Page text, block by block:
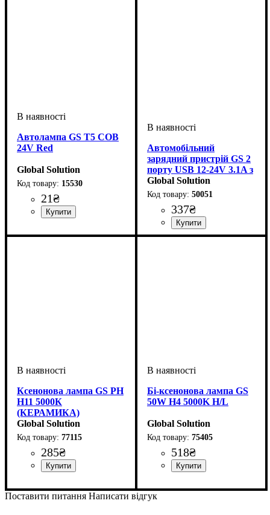
Автолампа GS T5 COB
24V Red
Global Solution
15530
21₴
COB
Автомобільний
зарядний пристрій GS 2
порту USB 12-24V 3.1A з
вольтметром
Global Solution
50051
337₴
Напруга, V: 12-24V
Ксенонова лампа GS РН
Н11 5000К
(КЕРАМИКА)
Global Solution
77115
285₴
5000 К
Бі-ксенонова лампа GS
50W H4 5000K H/L
Global Solution
75405
518₴
9003/HB2
Поставити питання Написати відгук